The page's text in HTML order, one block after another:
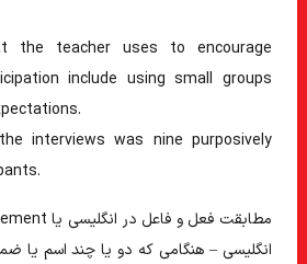
the teacher uses to encourage
includeusing small groups
interviewswasnine purposively
مطابقت فعل و فاعل در انگلیسییا
انگلیسی